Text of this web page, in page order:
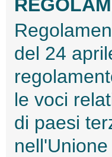
del 24
le voci
di paesi